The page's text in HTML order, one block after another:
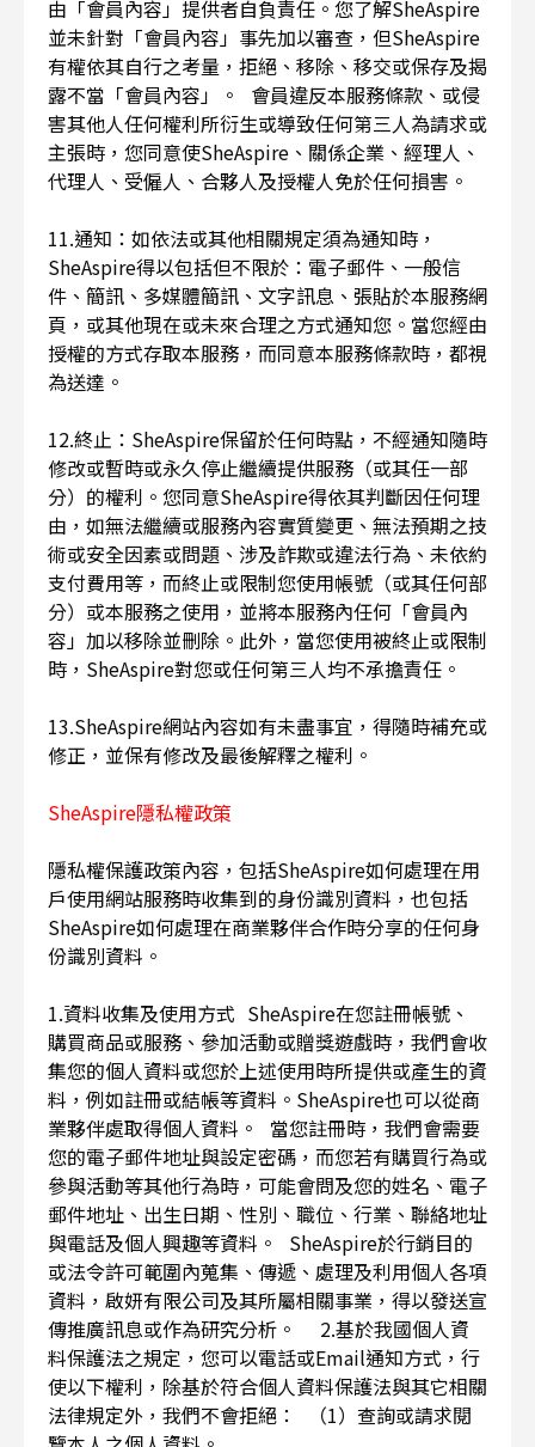
由「會員內容」提供者自負責任。您了解SheAspire
並未針對「會員內容」事先加以審查，但SheAspire
有權依其自行之考量，拒絕、移除、移交或保存及揭
露不當「會員內容」。 會員違反本服務條款、或侵
害其他人任何權利所衍生或導致任何第三人為請求或
主張時，您同意使SheAspire、關係企業、經理人、
代理人、受僱人、合夥人及授權人免於任何損害。
11.通知：如依法或其他相關規定須為通知時，
SheAspire得以包括但不限於：電子郵件、一般信
件、簡訊、多媒體簡訊、文字訊息、張貼於本服務網
頁，或其他現在或未來合理之方式通知您。當您經由
授權的方式存取本服務，而同意本服務條款時，都視
為送達。
12.終止：SheAspire保留於任何時點，不經通知隨時
修改或暫時或永久停止繼續提供服務（或其任一部
分）的權利。您同意SheAspire得依其判斷因任何理
由，如無法繼續或服務內容實質變更、無法預期之技
術或安全因素或問題、涉及詐欺或違法行為、未依約
支付費用等，而終止或限制您使用帳號（或其任何部
分）或本服務之使用，並將本服務內任何「會員內
容」加以移除並刪除。此外，當您使用被終止或限制
時，SheAspire對您或任何第三人均不承擔責任。
13.SheAspire網站內容如有未盡事宜，得隨時補充或
修正，並保有修改及最後解釋之權利。
SheAspire隱私權政策
隱私權保護政策內容，包括SheAspire如何處理在用
戶使用網站服務時收集到的身份識別資料，也包括
SheAspire如何處理在商業夥伴合作時分享的任何身
份識別資料。
1.資料收集及使用方式 SheAspire在您註冊帳號、
購買商品或服務、參加活動或贈獎遊戲時，我們會收
集您的個人資料或您於上述使用時所提供或產生的資
料，例如註冊或結帳等資料。SheAspire也可以從商
業夥伴處取得個人資料。 當您註冊時，我們會需要
您的電子郵件地址與設定密碼，而您若有購買行為或
參與活動等其他行為時，可能會問及您的姓名、電子
郵件地址、出生日期、性別、職位、行業、聯絡地址
與電話及個人興趣等資料。 SheAspire於行銷目的
或法令許可範圍內蒐集、傳遞、處理及利用個人各項
資料，啟妍有限公司及其所屬相關事業，得以發送宣
傳推廣訊息或作為研究分析。 2.基於我國個人資
料保護法之規定，您可以電話或Email通知方式，行
使以下權利，除基於符合個人資料保護法與其它相關
法律規定外，我們不會拒絕： （1）查詢或請求閱